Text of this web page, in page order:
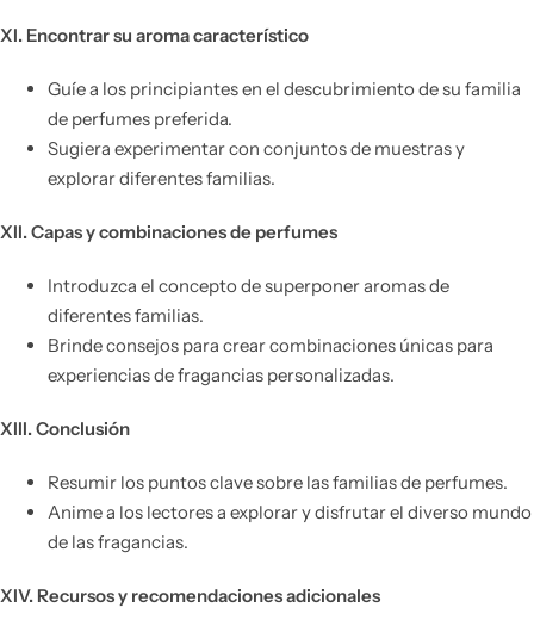
XI. Encontrar su aroma característico
Guíe a los principiantes en el descubrimiento de su familia
de perfumes preferida.
Sugiera experimentar con conjuntos de muestras y
explorar diferentes familias.
XII. Capas y combinaciones de perfumes
Introduzca el concepto de superponer aromas de
diferentes familias.
Brinde consejos para crear combinaciones únicas para
experiencias de fragancias personalizadas.
XIII. Conclusión
Resumir los puntos clave sobre las familias de perfumes.
Anime a los lectores a explorar y disfrutar el diverso mundo
de las fragancias.
XIV. Recursos y recomendaciones adicionales